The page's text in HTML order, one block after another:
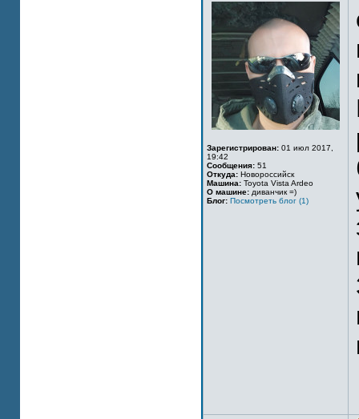
Зарегистрирован: 01 июл 2017,
19:42
Сообщения: 51
Откуда: Новороссийск
Машина: Toyota Vista Ardeo
О машине: диванчик =)
Блог: Посмотреть блог (1)